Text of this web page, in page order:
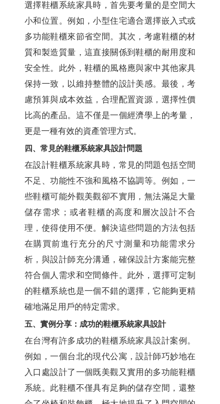
選擇鞋櫃系統家具時，首先要考量的是空間大
小和位置。例如，小型住宅適合選擇嵌入式或
多功能鞋櫃來節省空間。其次，考慮鞋櫃的材
質和製造質量，這直接關係到鞋櫃的耐用度和
安全性。此外，鞋櫃的風格應與家中其他家具
保持一致，以維持整體的設計美感。最後，考
慮預算與成本效益，合理配置資源，選擇性價
比高的產品。這不僅是一個經濟學上的考量，
更是一種有效的資產管理方式。
四、常見的鞋櫃系統家具設計問題
在設計鞋櫃系統家具時，常見的問題包括空間
不足、功能性不強和風格不協調等。例如，一
些鞋櫃可能外觀美觀卻不實用，無法滿足大量
儲存需求；或者鞋櫃的高度和層次設計不合
理，使得使用不便。解決這些問題的方法包括
在購買前進行充分的尺寸測量和功能需求分
析，與設計師充分溝通，確保設計方案能完整
符合個人需求和空間條件。此外，選擇可定制
的鞋櫃系統也是一個不錯的選擇，它能夠更精
確地滿足用戶的特定需求。
五、實例分享：成功的鞋櫃系統家具設計
在台灣有許多成功的鞋櫃系統家具設計案例。
例如，一個台北的現代公寓，設計師巧妙地在
入口處設計了一個既美觀又實用的多功能鞋櫃
系統。此鞋櫃不僅具有足夠的儲存空間，還整